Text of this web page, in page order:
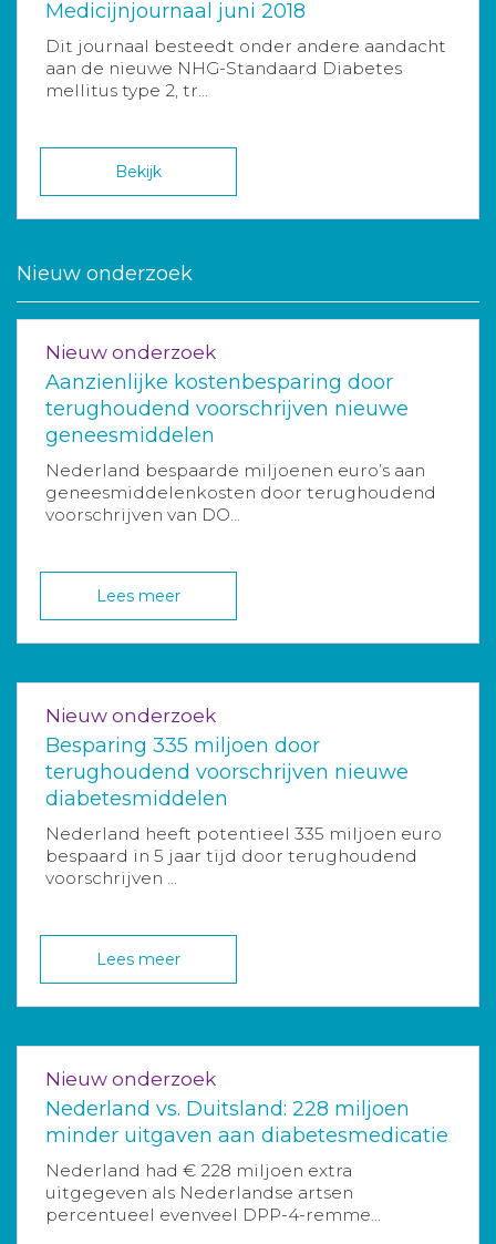
Medicijnjournaal juni 2018
Dit journaal besteedt onder andere aandacht
aan de nieuwe NHG-Standaard Diabetes
mellitus type 2, tr...
Bekijk
Nieuw onderzoek
Nieuw onderzoek
Aanzienlijke kostenbesparing door
terughoudend voorschrijven nieuwe
geneesmiddelen
Nederland bespaarde miljoenen euro’s aan
geneesmiddelenkosten door terughoudend
voorschrijven van DO...
Lees meer
Nieuw onderzoek
Besparing 335 miljoen door
terughoudend voorschrijven nieuwe
diabetesmiddelen
Nederland heeft potentieel 335 miljoen euro
bespaard in 5 jaar tijd door terughoudend
voorschrijven ...
Lees meer
Nieuw onderzoek
Nederland vs. Duitsland: 228 miljoen
minder uitgaven aan diabetesmedicatie
Nederland had € 228 miljoen extra
uitgegeven als Nederlandse artsen
percentueel evenveel DPP-4-remme...